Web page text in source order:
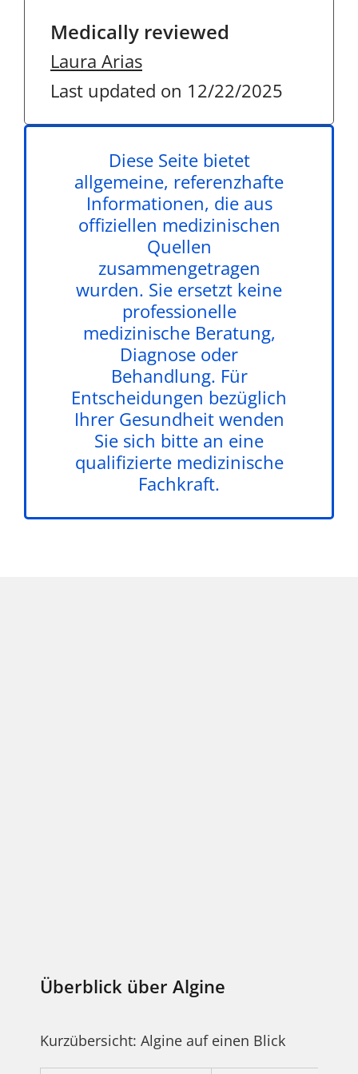
Medically reviewed
Laura Arias
Last updated on 12/22/2025
Diese Seite bietet
allgemeine, referenzhafte
Informationen, die aus
offiziellen medizinischen
Quellen
zusammengetragen
wurden. Sie ersetzt keine
professionelle
medizinische Beratung,
Diagnose oder
Behandlung. Für
Entscheidungen bezüglich
Ihrer Gesundheit wenden
Sie sich bitte an eine
qualifizierte medizinische
Fachkraft.
Überblick über Algine
Kurzübersicht: Algine auf einen Blick